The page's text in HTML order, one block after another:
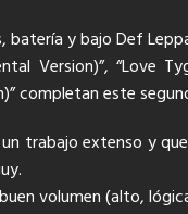
batería y bajo Def
Version)”, “Love
completan este
trabajo extenso y
volumen (alto,